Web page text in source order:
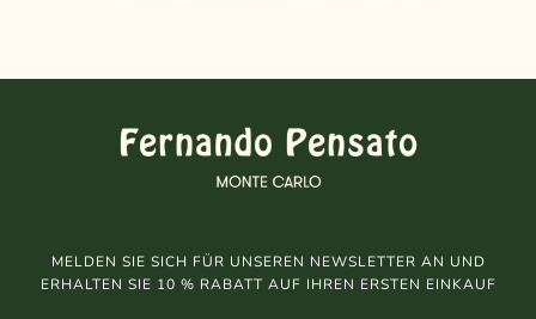
MELDEN SIE SICH FÜR UNSEREN NEWSLETTER AN UND
ERHALTEN SIE 10 % RABATT AUF IHREN ERSTEN EINKAUF